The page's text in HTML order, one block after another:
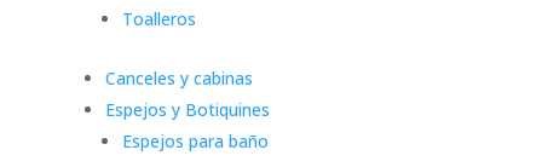
Toalleros
Canceles y cabinas
Espejos y Botiquines
Espejos para baño